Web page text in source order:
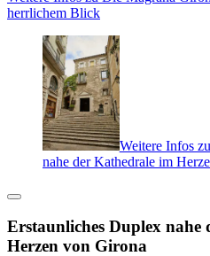
herrlichem Blick
Weitere Infos
nahe der Kathedrale im
Erstaunliches Duplex nahe
Herzen von Girona